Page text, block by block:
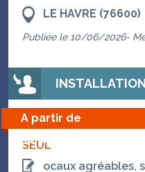
LE HAVRE (76600)
Publiée le 10/06/2026-
INSTALLATION
A partir de
30/09/2026
SEUL
ocaux agréables,